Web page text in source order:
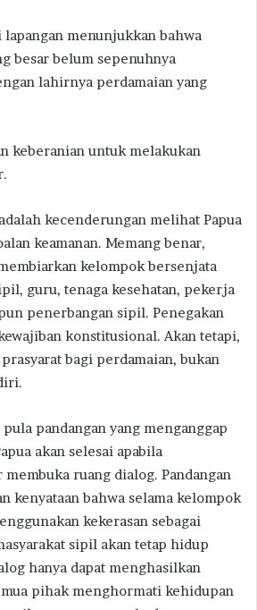
lapangan menunjukkan bahwa
besar belum sepenuhnya
lahirnya perdamaian yang
keberanian untuk melakukan
kecenderungan melihat Papua
keamanan. Memang benar,
kelompok bersenjata
guru, tenaga kesehatan, pekerja
penerbangan sipil. Penegakan
konstitusional. Akan tetapi,
bagi perdamaian, bukan
pandangan yang menganggap
akan selesai apabila
ruang dialog. Pandangan
kenyataan bahwa selama kelompok
kekerasan sebagai
sipil akan tetap hidup
hanya dapat menghasilkan
pihak menghormati kehidupan